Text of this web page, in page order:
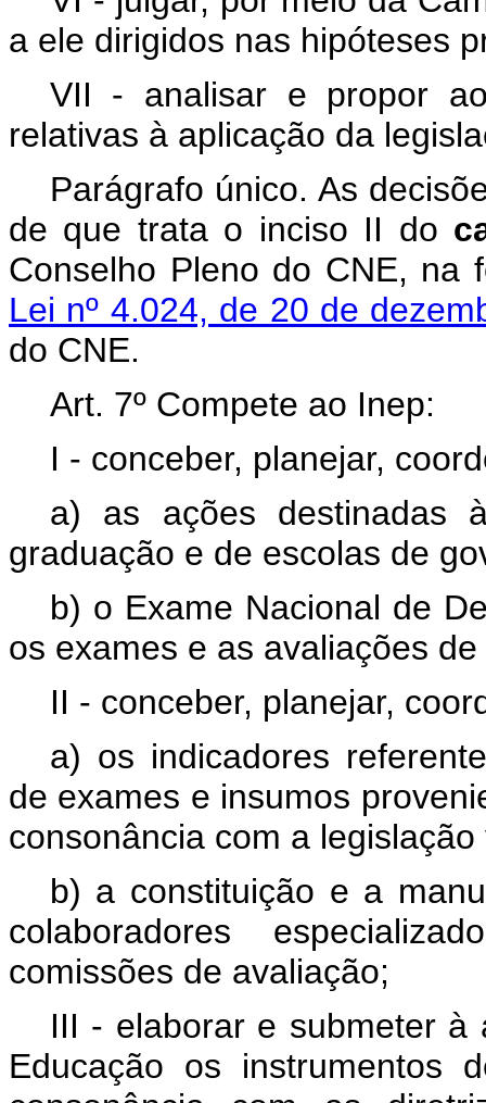
a ele dirigidos nas hipóteses
VII - analisar e propor
relativas à aplicação da
Parágrafo único. As
de que trata o inciso II do
Conselho Pleno do CNE, na
Lei nº 4.024, de 20 de
do CNE.
Art. 7º Compete ao Inep:
I - conceber, planejar,
a) as ações destinadas
graduação e de escolas de
b) o Exame Nacional de
os exames e as avaliações
II - conceber, planejar,
a) os indicadores
de exames e insumos
consonância com a
b) a constituição e a
colaboradores
comissões de avaliação;
III - elaborar e submeter à
Educação os instrumentos